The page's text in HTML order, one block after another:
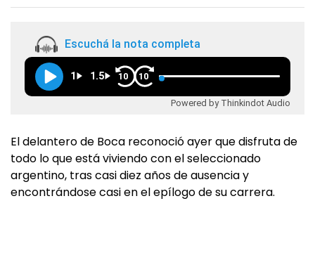
Escuchá la nota completa
1 1.5 10 10
Powered by Thinkindot Audio
El delantero de Boca reconoció ayer que disfruta de
todo lo que está viviendo con el seleccionado
argentino, tras casi diez años de ausencia y
encontrándose casi en el epílogo de su carrera.